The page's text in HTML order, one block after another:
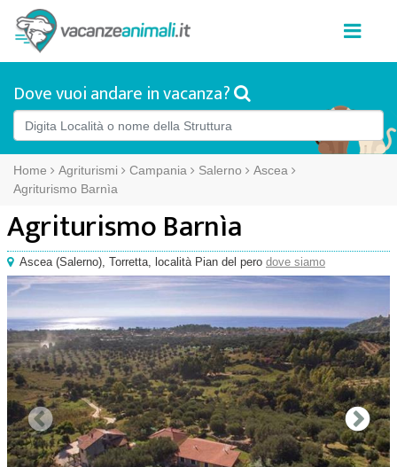
Dove vuoi andare in vacanza?
Home Agriturismi Campania Salerno
Ascea
Agriturismo Barnìa
Agriturismo Barnìa
Ascea(Salerno), Torretta, località Pian del pero dove siamo